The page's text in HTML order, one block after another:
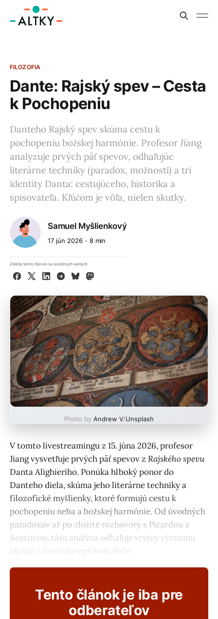
FILOZOFIA
Dante: Rajský spev – Cesta
k Pochopeniu
Danteho Rajský spev skúma cestu k
pochopeniu božskej harmónie. Profesor Jiang
analyzuje prvých päť spevov, odhaľujúc
literárne techniky (paradox, možnosti) a tri
identity Danta: cestujúceho, historika a
spisovateľa. Kľúčom je vôľa, nielen skutky.
Samuel Myšlienkový
17 jún 2026 8 min
Zdieľaj tento článok na sociálnych sieťach
Facebook
X LinkedInTelegram
BlueskyMastodon
Photo by Andrew V/Unsplash
V tomto livestreamingu z 15. júna 2026, profesor
Jiang vysvetľuje prvých päť spevov z Rajského spevu
Danta Alighieriho. Ponúka hlboký ponor do
Danteho diela, skúma jeho literárne techniky a
filozofické myšlienky, ktoré formujú cestu k
pochopeniu neba a božskej harmónie. Od úvodných
paradoxov až po zložité rozhovory s Picardou a
Beatricou, táto analýza odhaľuje vrstvy významu
ukryté v Danteho epickom diele.
Tento článok je iba pre
odberateľov